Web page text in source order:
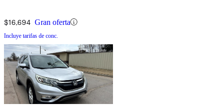
$16,694 Gran oferta
Incluye tarifas de conc.